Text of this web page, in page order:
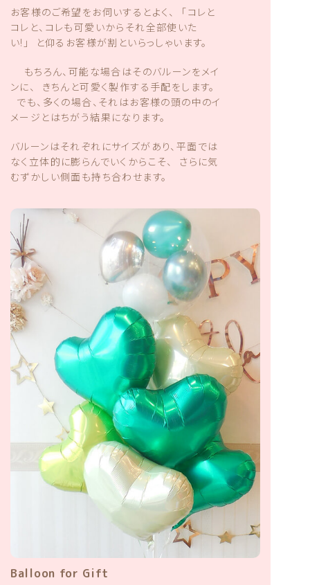
お客様のご希望をお伺いするとよく、 「コレと
コレと、コレも可愛いからそれ全部使いた
い!」 と仰るお客様が割といらっしゃいます。
もちろん、可能な場合はそのバルーンをメイ
ンに、 きちんと可愛く製作する手配をします。
でも、多くの場合、それはお客様の頭の中のイ
メージとはちがう結果になります。
バルーンはそれぞれにサイズがあり、平面では
なく立体的に膨らんでいくからこそ、 さらに気
むずかしい側面も持ち合わせます。
Balloon for Gift